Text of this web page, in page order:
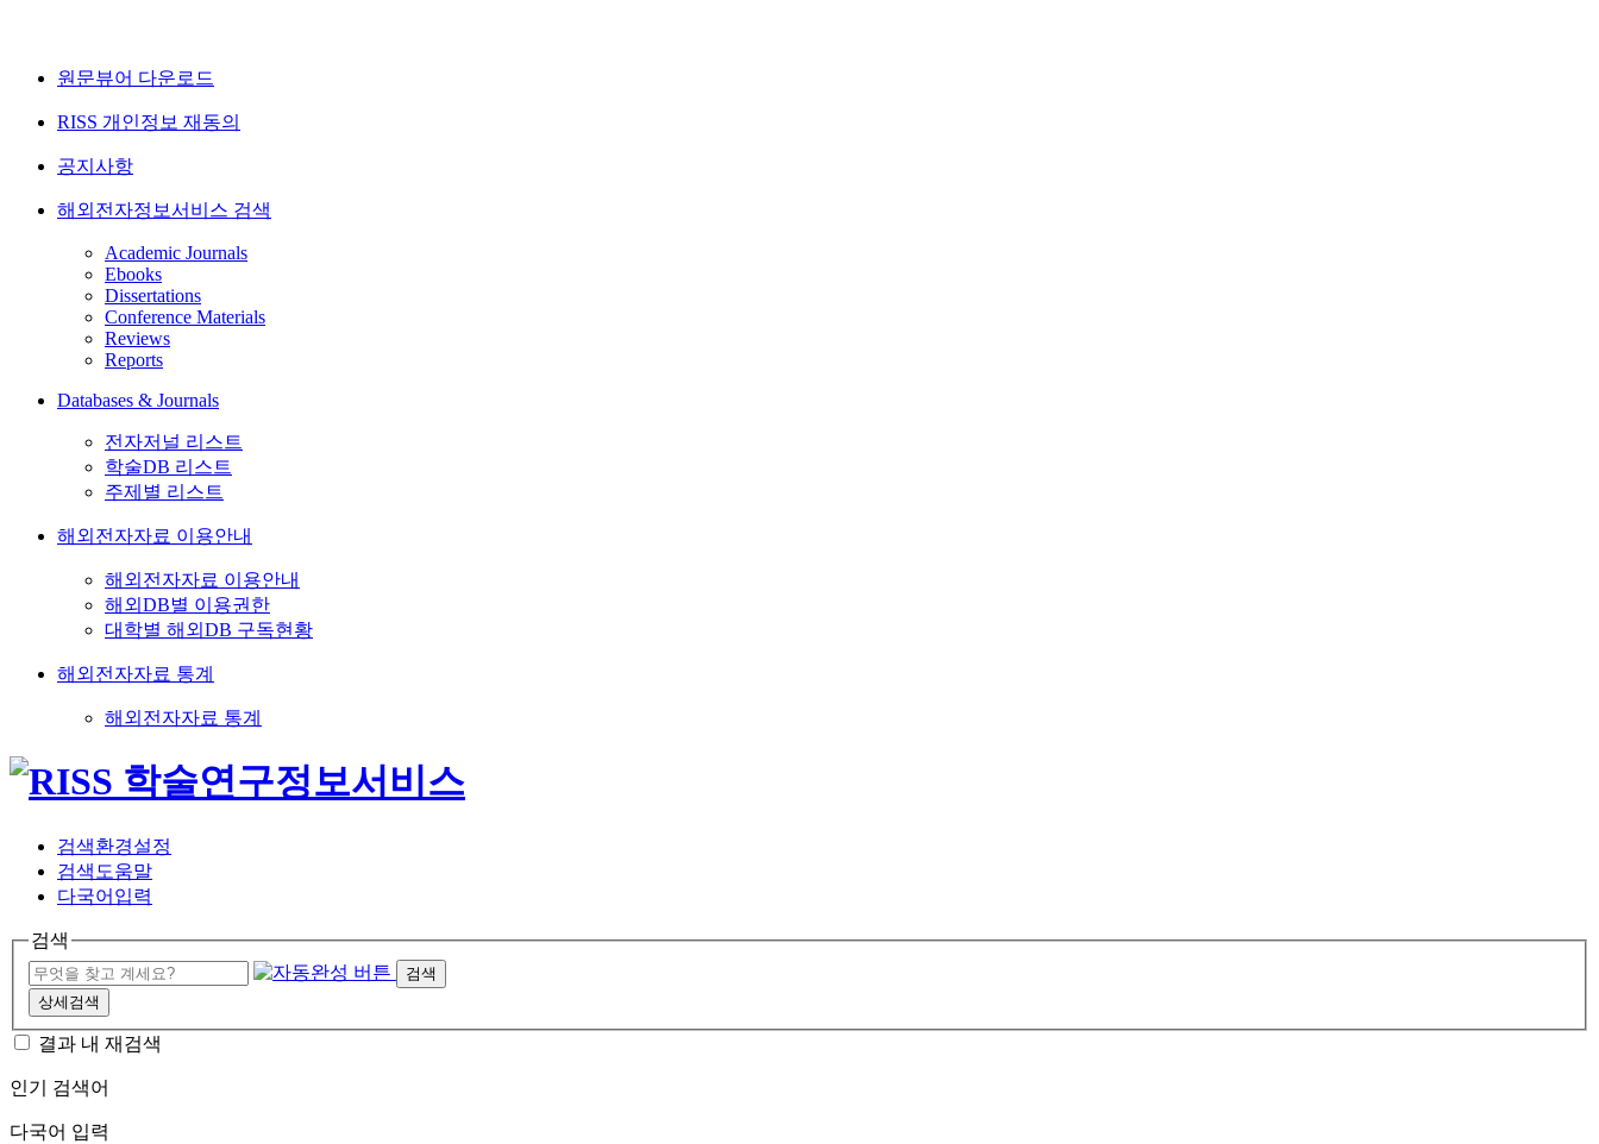
원문뷰어 다운로드
RISS 개인정보 재동의
공지사항
해외전자정보서비스 검색
Academic Journals
Ebooks
Dissertations
Conference Materials
Reviews
Reports
Databases & Journals
전자저널 리스트
학술DB 리스트
주제별 리스트
해외전자자료 이용안내
해외전자자료 이용안내
해외DB별 이용권한
대학별 해외DB 구독현황
해외전자자료 통계
해외전자자료 통계
검색환경설정
검색도움말
다국어입력
검색
검색
상세검색
결과 내 재검색
인기 검색어
다국어 입력